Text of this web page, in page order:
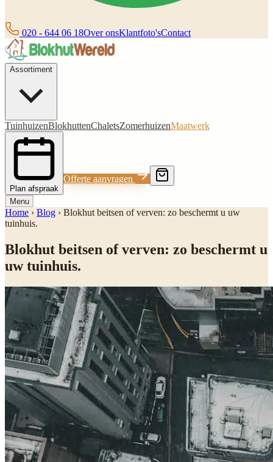
020 - 644 06 18Over onsKlantfoto'sContact
Assortiment
TuinhuizenBlokhuttenChaletsZomerhuizenMaatwerk
Plan afspraak
Offerte aanvragen
Menu
Home › Blog › Blokhut beitsen of verven: zo beschermt u uw
tuinhuis.
Blokhut beitsen of verven: zo beschermt u
uw tuinhuis.